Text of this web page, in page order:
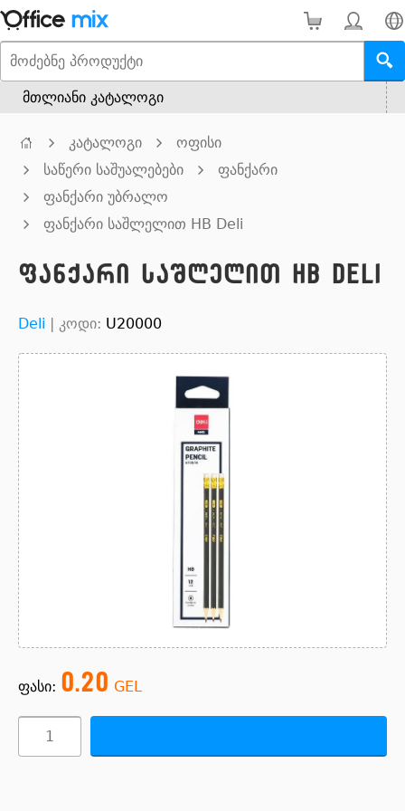
მთლიანი კატალოგი
კატალოგი
ოფისი
საწერი საშუალებები
ფანქარი
ფანქარი უბრალო
ფანქარი საშლელით HB Deli
ფანქარი საშლელით HB Deli
Deli | კოდი: U20000
ფასი: 0.20 GEL